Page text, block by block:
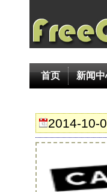
首页 新闻中
2014-10-